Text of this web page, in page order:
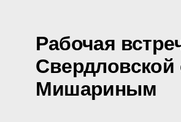
Рабочая
Свердловской
Мишариным